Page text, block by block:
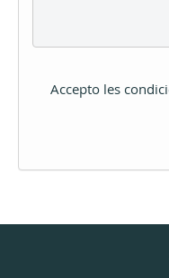
Accepto les